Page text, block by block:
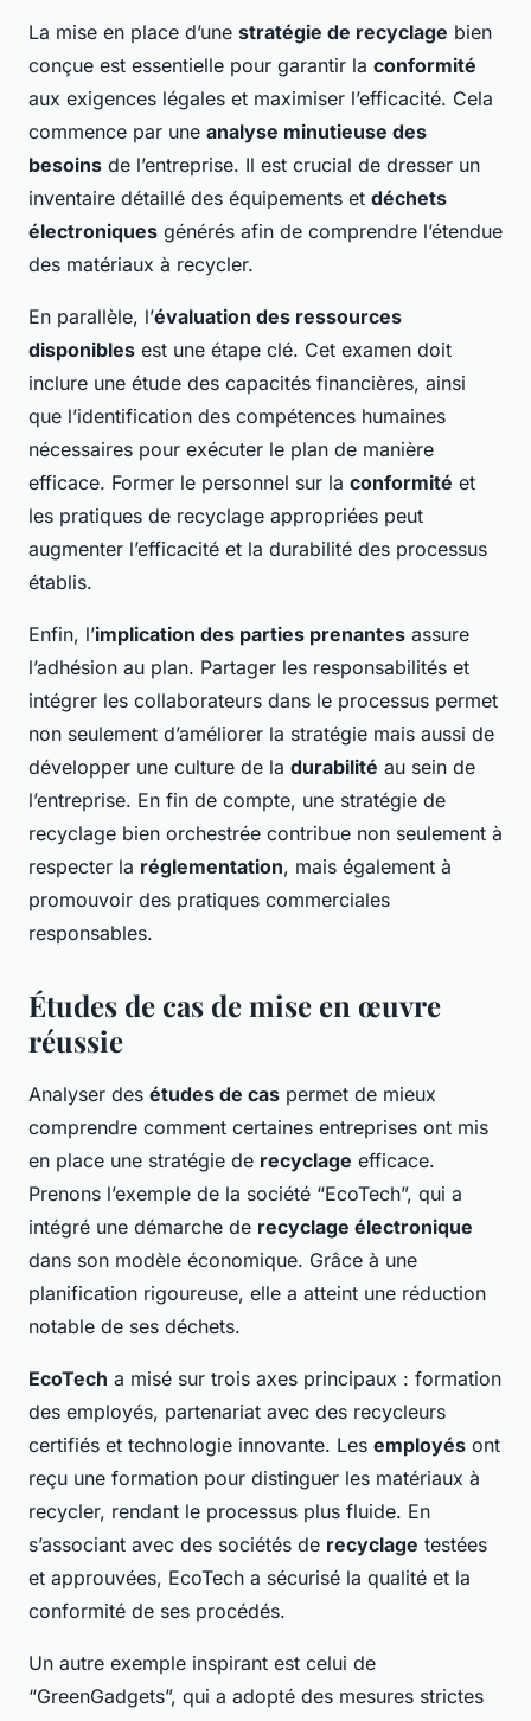
La mise en place d’une stratégie de recyclage bien
conçue est essentielle pour garantir la conformité
aux exigences légales et maximiser l’efficacité. Cela
commence par une analyse minutieuse des
besoins de l’entreprise. Il est crucial de dresser un
inventaire détaillé des équipements et déchets
électroniques générés afin de comprendre l’étendue
des matériaux à recycler.
En parallèle, l’évaluation des ressources
disponibles est une étape clé. Cet examen doit
inclure une étude des capacités financières, ainsi
que l’identification des compétences humaines
nécessaires pour exécuter le plan de manière
efficace. Former le personnel sur la conformité et
les pratiques de recyclage appropriées peut
augmenter l’efficacité et la durabilité des processus
établis.
Enfin, l’implication des parties prenantes assure
l’adhésion au plan. Partager les responsabilités et
intégrer les collaborateurs dans le processus permet
non seulement d’améliorer la stratégie mais aussi de
développer une culture de la durabilité au sein de
l’entreprise. En fin de compte, une stratégie de
recyclage bien orchestrée contribue non seulement à
respecter la réglementation, mais également à
promouvoir des pratiques commerciales
responsables.
Études de cas de mise en œuvre
réussie
Analyser des études de cas permet de mieux
comprendre comment certaines entreprises ont mis
en place une stratégie de recyclage efficace.
Prenons l’exemple de la société “EcoTech”, qui a
intégré une démarche de recyclage électronique
dans son modèle économique. Grâce à une
planification rigoureuse, elle a atteint une réduction
notable de ses déchets.
EcoTech a misé sur trois axes principaux : formation
des employés, partenariat avec des recycleurs
certifiés et technologie innovante. Les employés ont
reçu une formation pour distinguer les matériaux à
recycler, rendant le processus plus fluide. En
s’associant avec des sociétés de recyclage testées
et approuvées, EcoTech a sécurisé la qualité et la
conformité de ses procédés.
Un autre exemple inspirant est celui de
“GreenGadgets”, qui a adopté des mesures strictes